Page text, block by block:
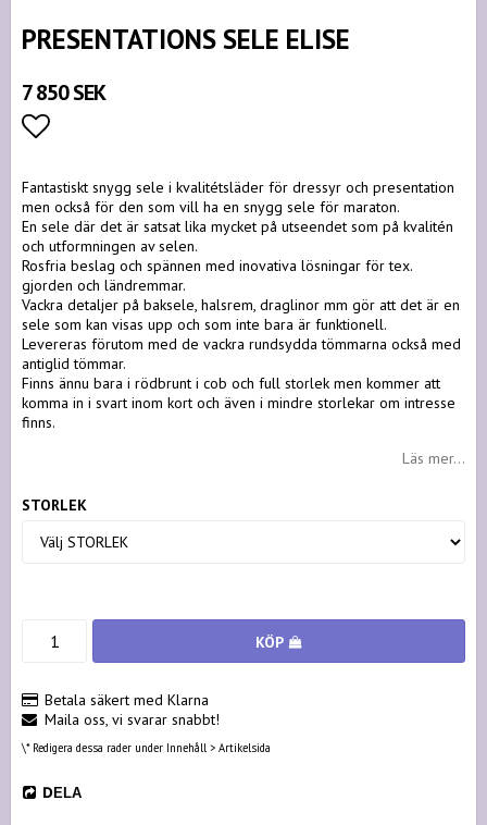
PRESENTATIONS SELE ELISE
7 850 SEK
Fantastiskt snygg sele i kvalitétsläder för dressyr och presentation
men också för den som vill ha en snygg sele för maraton.
En sele där det är satsat lika mycket på utseendet som på kvalitén
och utformningen av selen.
Rosfria beslag och spännen med inovativa lösningar för tex.
gjorden och ländremmar.
Vackra detaljer på baksele, halsrem, draglinor mm gör att det är en
sele som kan visas upp och som inte bara är funktionell.
Levereras förutom med de vackra rundsydda tömmarna också med
antiglid tömmar.
Finns ännu bara i rödbrunt i cob och full storlek men kommer att
komma in i svart inom kort och även i mindre storlekar om intresse
finns.
Läs mer...
STORLEK
KÖP
Betala säkert med Klarna
Maila oss, vi svarar snabbt!
\* Redigera dessa rader under Innehåll > Artikelsida
DELA